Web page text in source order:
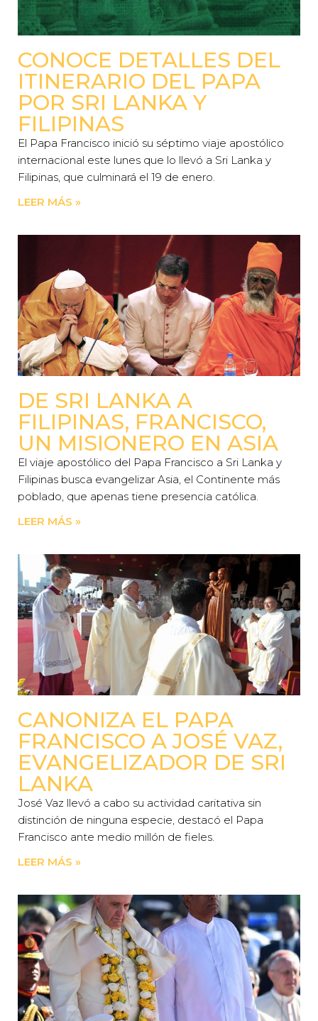
CONOCE DETALLES DEL
ITINERARIO DEL PAPA
POR SRI LANKA Y
FILIPINAS
El Papa Francisco inició su séptimo viaje apostólico
internacional este lunes que lo llevó a Sri Lanka y
Filipinas, que culminará el 19 de enero.
LEER MÁS »
DE SRI LANKA A
FILIPINAS, FRANCISCO,
UN MISIONERO EN ASIA
El viaje apostólico del Papa Francisco a Sri Lanka y
Filipinas busca evangelizar Asia, el Continente más
poblado, que apenas tiene presencia católica.
LEER MÁS »
CANONIZA EL PAPA
FRANCISCO A JOSÉ VAZ,
EVANGELIZADOR DE SRI
LANKA
José Vaz llevó a cabo su actividad caritativa sin
distinción de ninguna especie, destacó el Papa
Francisco ante medio millón de fieles.
LEER MÁS »